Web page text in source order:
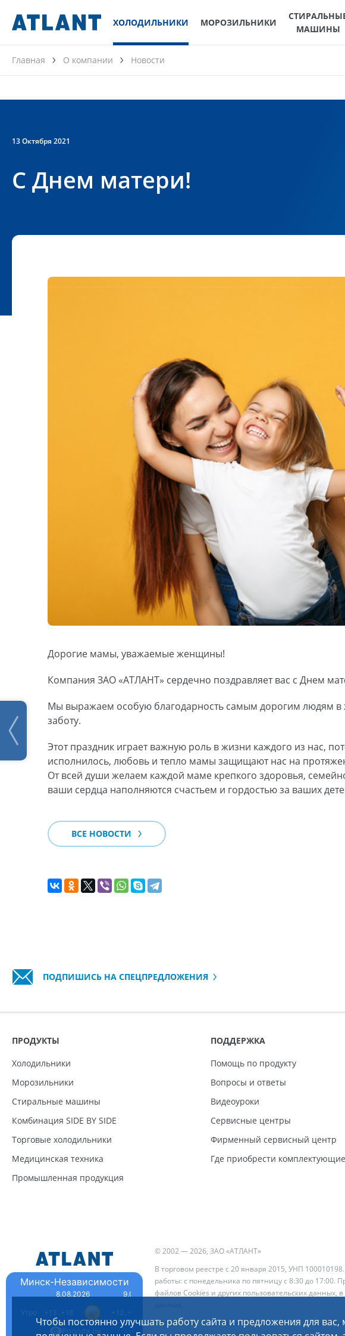
Чтобы постоянно улучшать работу сайта и предложения для
ХОЛОДИЛЬНИКИ МОРОЗИЛЬНИКИ
МАШИНЫ
Главная О компании Новости
13 Октября 2021
С Днем матери!
Дорогие мамы, уважаемые женщины!
Компания ЗАО «АТЛАНТ» сердечно поздравляет вас с Днем
Мы выражаем особую благодарность самым дорогим людям
заботу.
Этот праздник играет важную роль в жизни каждого из нас,
исполнилось, любовь и тепло мамы защищают нас на
От всей души желаем каждой маме крепкого здоровья,
ваши сердца наполняются счастьем и гордостью за ваших
ВСЕ НОВОСТИ
ПОДПИШИСЬ НА СПЕЦПРЕДЛОЖЕНИЯ
ПРОДУКТЫ
Холодильники
Морозильники
Стиральные машины
Комбинация SIDE BY SIDE
Торговые холодильники
Медицинская техника
Промышленная продукция
ПОДДЕРЖКА
Помощь по продукту
Вопросы и ответы
Видеоуроки
Сервисные центры
Фирменный сервисный центр
Где приобрести комплектующие
Минск-Независимости
8.08.2026
+13..+18
9.08.2026
+12..+20
10.08.2026
Утро
Pogoda.by
© 2002 — 2026, ЗАО «АТЛАНТ»
В торговом реестре с 20 января 2015, УНП
работы: с понедельника по пятницу с 8:30 до 17:00.
файлов Cookies и других пользовательских данных, в
Карта сайта
Правовая информация Разработка